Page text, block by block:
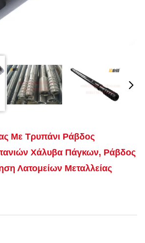
Με Τρυπάνι Ράβδος
Χάλυβα Πάγκων, Ράβδος
Λατομείων Μεταλλείας